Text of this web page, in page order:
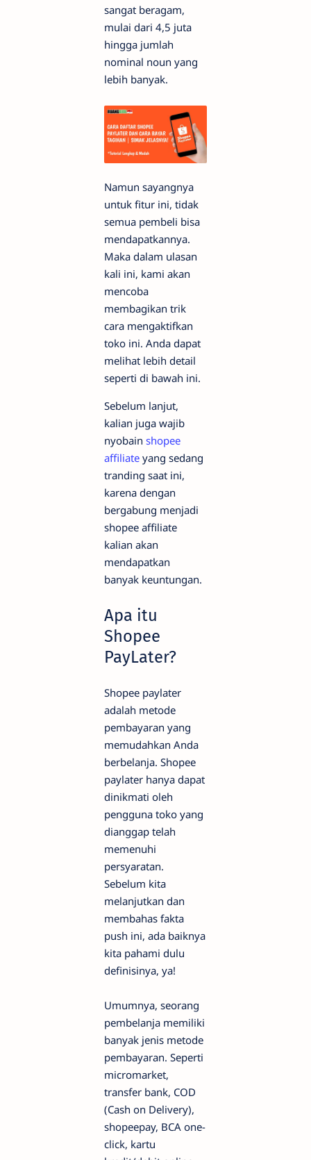
sangat beragam,
mulai dari 4,5 juta
hingga jumlah
nominal noun yang
lebih banyak.
Namun sayangnya
untuk fitur ini, tidak
semua pembeli bisa
mendapatkannya.
Maka dalam ulasan
kali ini, kami akan
mencoba
membagikan trik
cara mengaktifkan
toko ini. Anda dapat
melihat lebih detail
seperti di bawah ini.
Sebelum lanjut,
kalian juga wajib
nyobain shopee
affiliate yang sedang
tranding saat ini,
karena dengan
bergabung menjadi
shopee affiliate
kalian akan
mendapatkan
banyak keuntungan.
Apa itu
Shopee
PayLater?
Shopee paylater
adalah metode
pembayaran yang
memudahkan Anda
berbelanja. Shopee
paylater hanya dapat
dinikmati oleh
pengguna toko yang
dianggap telah
memenuhi
persyaratan.
Sebelum kita
melanjutkan dan
membahas fakta
push ini, ada baiknya
kita pahami dulu
definisinya, ya!
Umumnya, seorang
pembelanja memiliki
banyak jenis metode
pembayaran. Seperti
micromarket,
transfer bank, COD
(Cash on Delivery),
shopeepay, BCA one-
click, kartu